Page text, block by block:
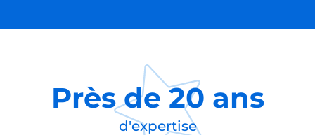
Près de20 ans
d'expertise